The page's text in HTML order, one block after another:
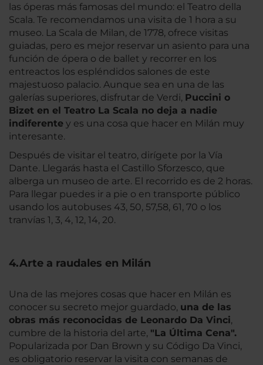
las óperas más famosas del mundo: el Teatro della
Scala. Te recomendamos una visita de 1 hora a su
museo. La Scala de Milan, de 1778, ofrece visitas
guiadas, pero es mejor reservar un asiento para una
función de ópera o de ballet y recorrer en los
entreactos los espléndidos salones de este
majestuoso palacio. Aunque sea en una de las
galerías superiores, disfrutar de Verdi, Puccini o
Bizet en el Teatro La Scala no deja a nadie
indiferente y es una cosa que hacer en Milán muy
interesante.
Después de visitar el teatro, dirígete por la Vía
Dante. Llegarás hasta el Castillo Sforzesco, que
alberga un museo de arte. El recorrido es de 2 horas.
Para llegar puedes ir a pie o en transporte público
usando los autobuses 43, 50, 57,58, 61, 70 o los
tranvías 1, 3, 4, 12, 14, 20.
4.Arte a raudales en Milán
Una de las mejores cosas que hacer en Milán es
conocer su secreto mejor guardado, una de las
obras más reconocidas de Leonardo Da Vinci,
cumbre de la historia del arte, "La Última Cena".
Popularizada por Dan Brown y su Código Da Vinci,
es obligatorio reservar la visita con semanas de